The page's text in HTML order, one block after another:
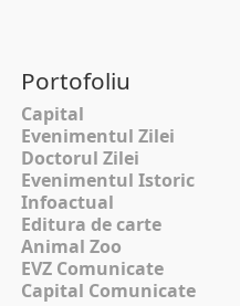
Portofoliu
Capital
Evenimentul Zilei
Doctorul Zilei
Evenimentul Istoric
Infoactual
Editura de carte
Animal Zoo
EVZ Comunicate
Capital Comunicate